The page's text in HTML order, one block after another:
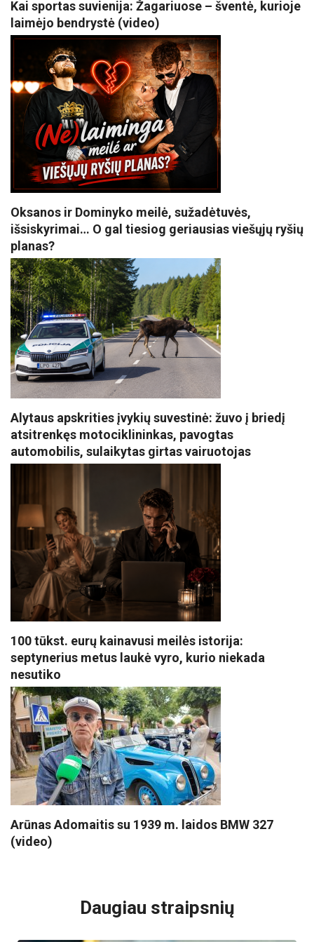
Kai sportas suvienija: Žagariuose – šventė, kurioje
laimėjo bendrystė (video)
Oksanos ir Dominyko meilė, sužadėtuvės,
išsiskyrimai… O gal tiesiog geriausias viešųjų ryšių
planas?
Alytaus apskrities įvykių suvestinė: žuvo į briedį
atsitrenkęs motociklininkas, pavogtas
automobilis, sulaikytas girtas vairuotojas
100 tūkst. eurų kainavusi meilės istorija:
septynerius metus laukė vyro, kurio niekada
nesutiko
Arūnas Adomaitis su 1939 m. laidos BMW 327
(video)
Daugiau straipsnių